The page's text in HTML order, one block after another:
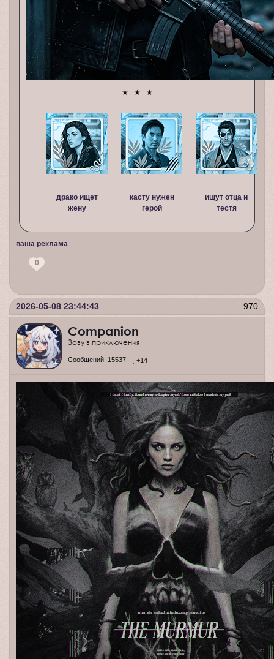
★ ★ ★
драко ищет
жену
касту нужен
герой
ищут отца и
тестя
ваша реклама
0
970
2026-05-08 23:44:43
Companion
Зову в приключения
Сообщений: 15537 +14